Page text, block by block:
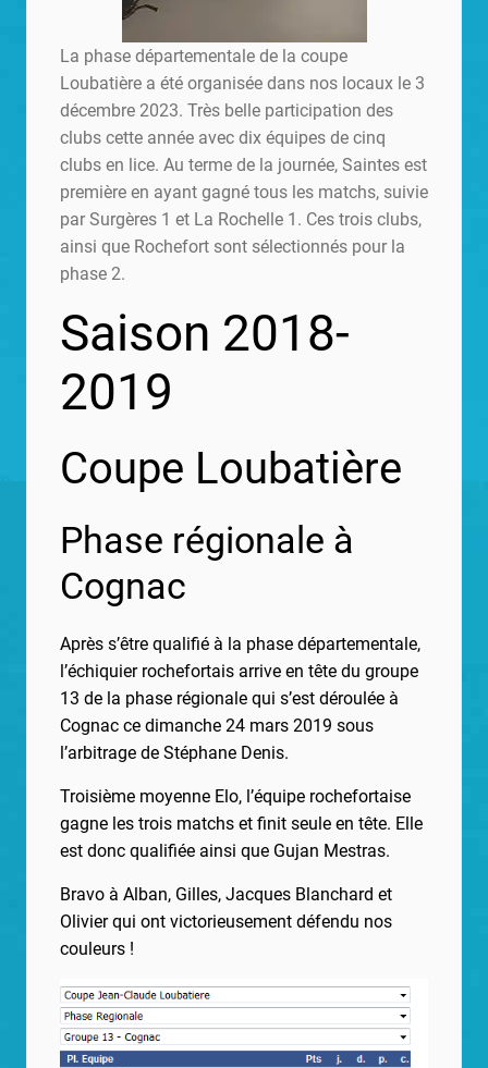
La phase départementale de la coupe
Loubatière a été organisée dans nos locaux le 3
décembre 2023. Très belle participation des
clubs cette année avec dix équipes de cinq
clubs en lice. Au terme de la journée, Saintes est
première en ayant gagné tous les matchs, suivie
par Surgères 1 et La Rochelle 1. Ces trois clubs,
ainsi que Rochefort sont sélectionnés pour la
phase 2.
Saison 2018-
2019
Coupe Loubatière
Phase régionale à
Cognac
Après s’être qualifié à la phase départementale,
l’échiquier rochefortais arrive en tête du groupe
13 de la phase régionale qui s’est déroulée à
Cognac ce dimanche 24 mars 2019 sous
l’arbitrage de Stéphane Denis.
Troisième moyenne Elo, l’équipe rochefortaise
gagne les trois matchs et finit seule en tête. Elle
est donc qualifiée ainsi que Gujan Mestras.
Bravo à Alban, Gilles, Jacques Blanchard et
Olivier qui ont victorieusement défendu nos
couleurs !